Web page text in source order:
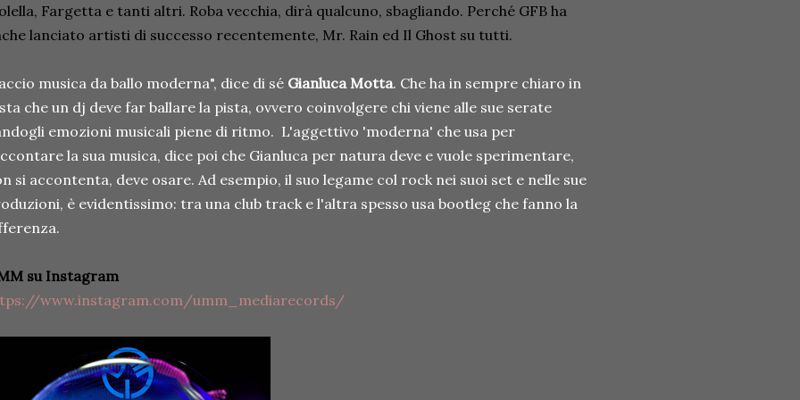
Fargetta e tanti altri. Roba vecchia, dirà qualcuno, sbagliando. Perché GFB ha
lanciato artisti di successo recentemente, Mr. Rain ed Il Ghost su tutti.
musica da ballo moderna", dice di sé Gianluca Motta. Che ha in sempre chiaro in
che un dj deve far ballare la pista, ovvero coinvolgere chi viene alle sue serate
emozioni musicali piene di ritmo. L'aggettivo 'moderna' che usa per
la sua musica, dice poi che Gianluca per natura deve e vuole sperimentare,
si accontenta‚ deve osare. Ad esempio, il suo legame col rock nei suoi set e nelle sue
è evidentissimo: tra una club track e l'altra spesso usa bootleg che fanno la
su Instagram
www.instagram.com/umm_mediarecords/